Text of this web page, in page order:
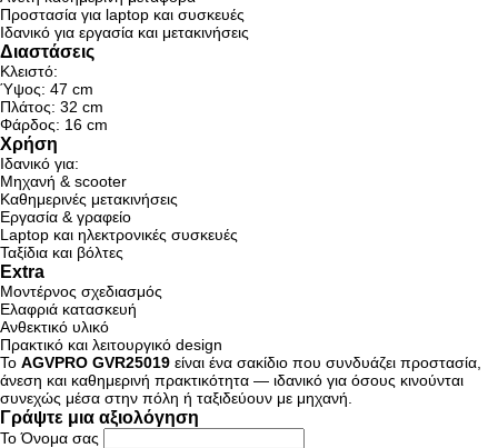
Προστασία για laptop και συσκευές
Ιδανικό για εργασία και μετακινήσεις
Διαστάσεις
Κλειστό:
Ύψος: 47 cm
Πλάτος: 32 cm
Φάρδος: 16 cm
Χρήση
Ιδανικό για:
Μηχανή & scooter
Καθημερινές μετακινήσεις
Εργασία & γραφείο
Laptop και ηλεκτρονικές συσκευές
Ταξίδια και βόλτες
Extra
Μοντέρνος σχεδιασμός
Ελαφριά κατασκευή
Ανθεκτικό υλικό
Πρακτικό και λειτουργικό design
Το AGVPRO GVR25019 είναι ένα σακίδιο που συνδυάζει προστασία,
άνεση και καθημερινή πρακτικότητα — ιδανικό για όσους κινούνται
συνεχώς μέσα στην πόλη ή ταξιδεύουν με μηχανή.
Γράψτε μια αξιολόγηση
Το Όνομα σας